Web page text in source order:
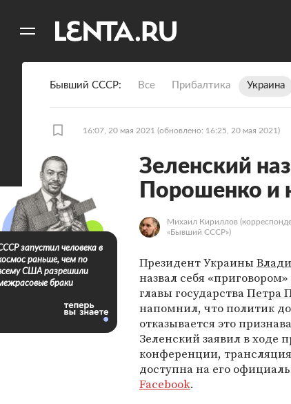
Бывший СССР Все Прибалтика Украина
16:07, 20 мая 2021 (обновлено: 16:25, 20 мая 2021)
Зеленский
Порошенко и
Михаил Кириллов
«Бывший СССР»)
Президент Украины
назвал себя
главы государстваПетра
напомнил, что политик
отказывается это
Зеленский заявил в ходе
конференции,
доступна на его
Facebook.
запустил человека в
раньше, чем по
США разрешили
браки